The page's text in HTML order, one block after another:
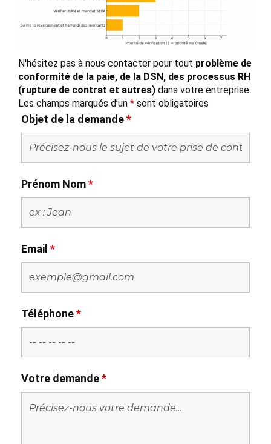
N'hésitez pas à nous contacter pour tout problème de
conformité de la paie, de la DSN, des processus RH
(rupture de contrat et autres) dans votre entreprise
Les champs marqués d’un * sont obligatoires
Objet de la demande*
Prénom Nom*
Email *
Téléphone*
Votre demande*